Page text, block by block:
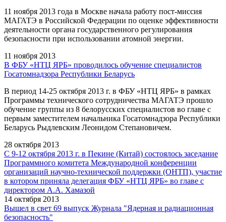
11 ноября 2013 года в Москве начала работу пост-миссия
МАГАТЭ в Российской Федерации по оценке эффективности
деятельности органа государственного регулирования
безопасности при использовании атомной энергии.
11 ноября 2013
В ФБУ «НТЦ ЯРБ» проводилось обучение специалистов
Госатомнадзора Республики Беларусь
В период 14-25 октября 2013 г. в ФБУ «НТЦ ЯРБ» в рамках
Программы технического сотрудничества МАГАТЭ прошло
обучение группы из 8 белорусских специалистов во главе с
первым заместителем начальника Госатомнадзора Республики
Беларусь Рыдлевским Леонидом Степановичем.
28 октября 2013
С 9-12 октября 2013 г. в Пекине (Китай) состоялось заседание
Программного комитета Международной конференции
организаций научно-технической поддержки (ОНТП), участие
в котором приняла делегация ФБУ «НТЦ ЯРБ» во главе с
директором А.А. Хамазой
14 октября 2013
Вышел в свет 69 выпуск Журнала "Ядерная и радиационная
безопасность"